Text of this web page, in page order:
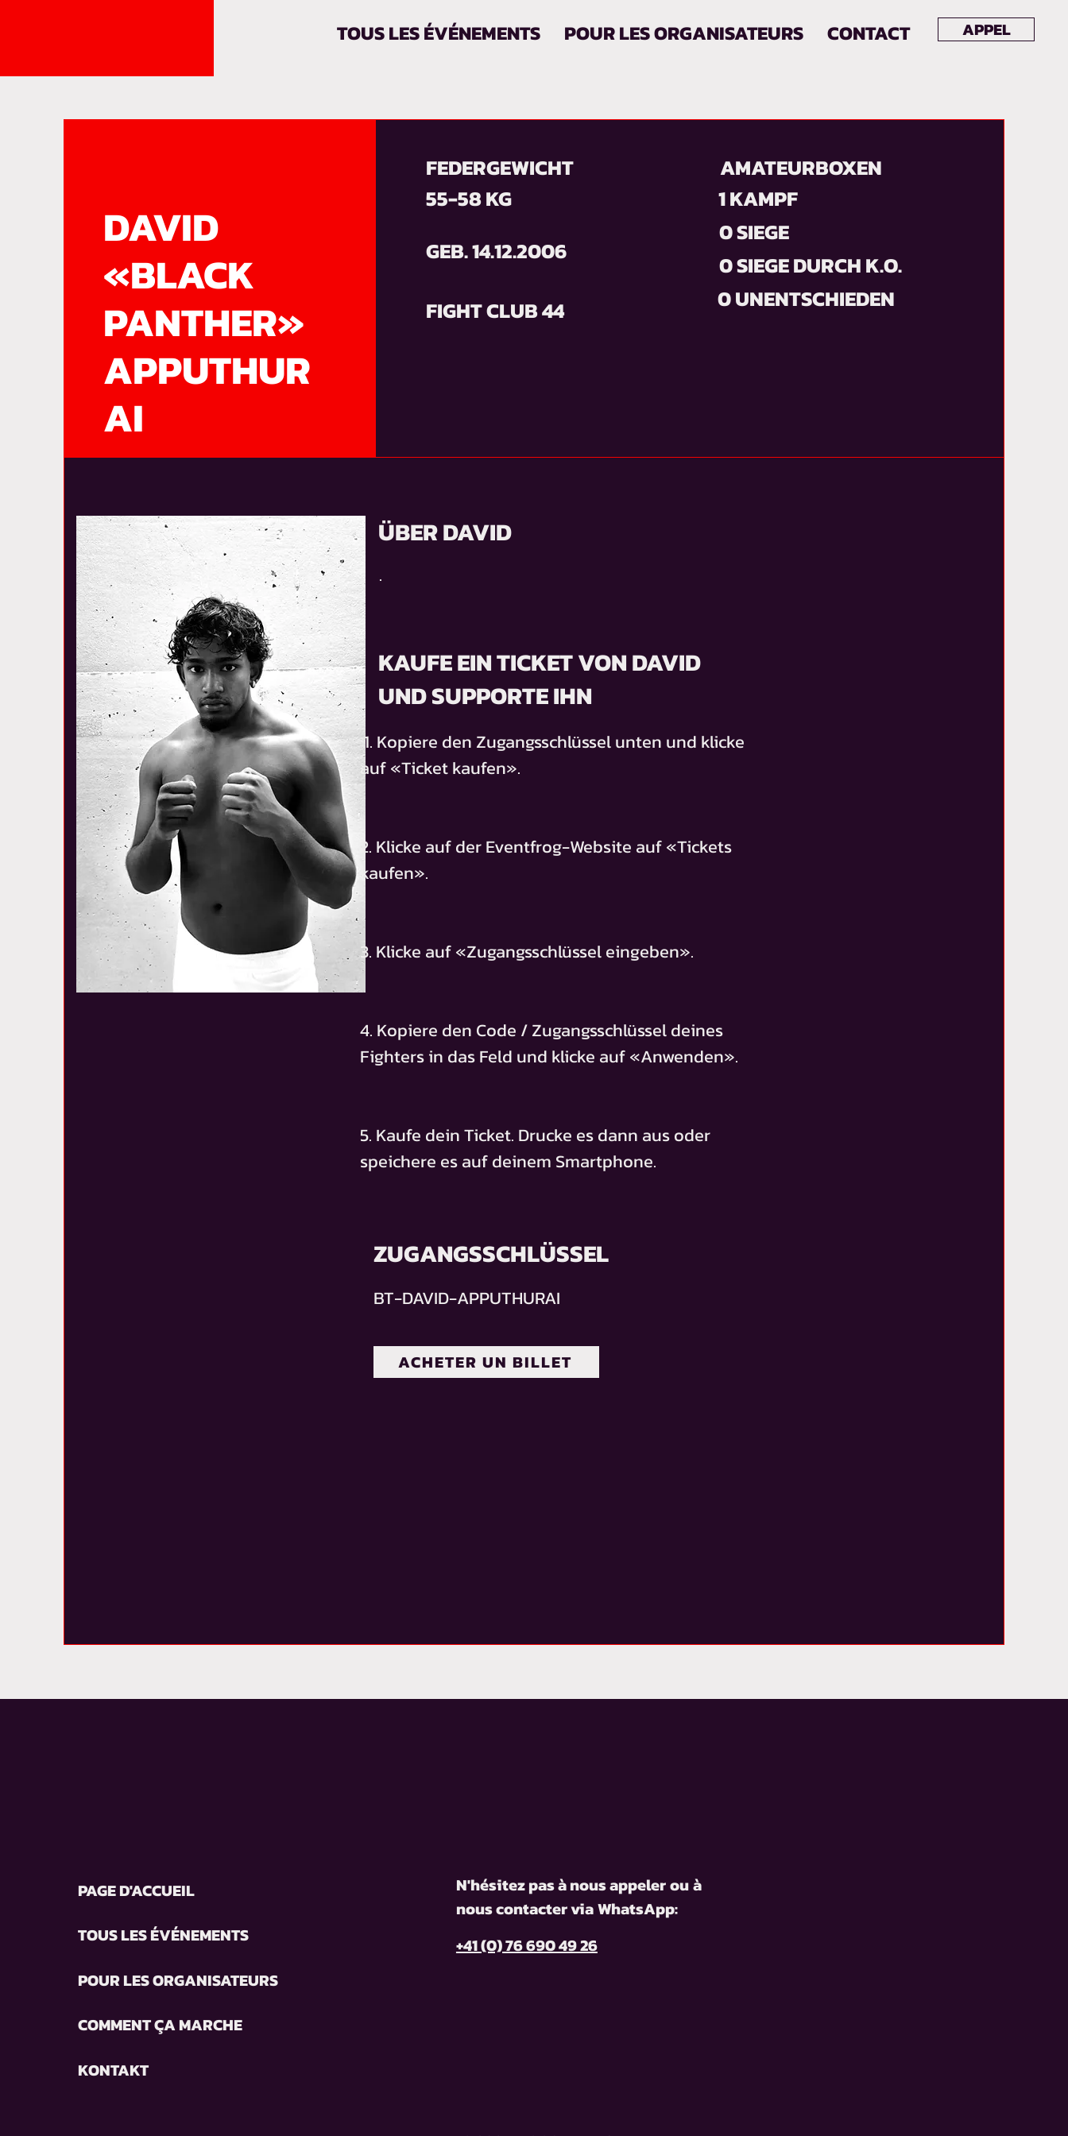
TOUS LES ÉVÉNEMENTS POUR LES ORGANISATEURS CONTACT APPEL
DAVID
«BLACK
PANTHER»
APPUTHUR
AI
FEDERGEWICHT
55-58 KG
GEB. 14.12.2006
FIGHT CLUB 44
AMATEURBOXEN
1 KAMPF
0 SIEGE
0 SIEGE DURCH K.O.
0 UNENTSCHIEDEN
ÜBER DAVID
.
KAUFE EIN TICKET VON DAVID
UND SUPPORTE IHN
1. Kopiere den Zugangsschlüssel unten und klicke
auf «Ticket kaufen».
2. Klicke auf der Eventfrog-Website auf «Tickets
kaufen».
3. Klicke auf «Zugangsschlüssel eingeben».
4. Kopiere den Code / Zugangsschlüssel deines
Fighters in das Feld und klicke auf «Anwenden».
5. Kaufe dein Ticket. Drucke es dann aus oder
speichere es auf deinem Smartphone.
ZUGANGSSCHLÜSSEL
BT-DAVID-APPUTHURAI
ACHETER UN BILLET
PAGE D'ACCUEIL
TOUS LES ÉVÉNEMENTS
POUR LES ORGANISATEURS
KONTAKT
COMMENT ÇA MARCHE
N'hésitez pas à nous appelerouà
nous contacter viaWhatsApp:
+41 (0) 76 690 49 26